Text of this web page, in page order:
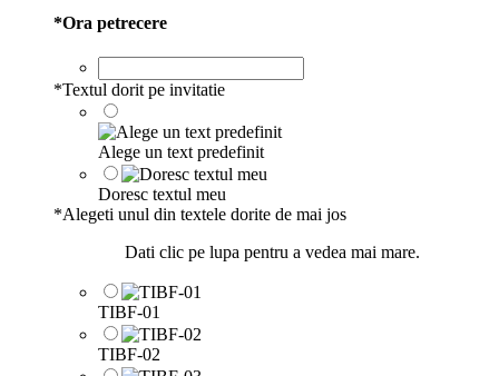
*Ora petrecere
*Textul dorit pe invitatie
Alege un text predefinit
Doresc textul meu
*Alegeti unul din textele dorite de mai jos
Dati clic pe lupa pentru a vedea mai mare.
TIBF-01
TIBF-02